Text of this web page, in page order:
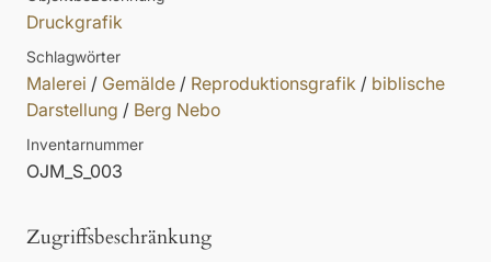
Druckgrafik
Schlagwörter
Malerei / Gemälde / Reproduktionsgrafik / biblische
Darstellung / Berg Nebo
Inventarnummer
OJM_S_003
Zugriffsbeschränkung